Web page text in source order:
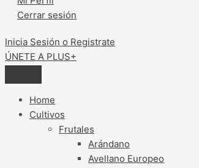
Cerrar sesión
Inicia Sesión o Registrate
ÚNETE A PLUS+
Home
Cultivos
Frutales
Arándano
Avellano Europeo